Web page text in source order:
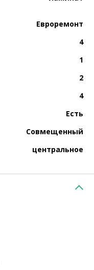
Евроремонт
4
1
2
4
Есть
Совмещенный
центральное